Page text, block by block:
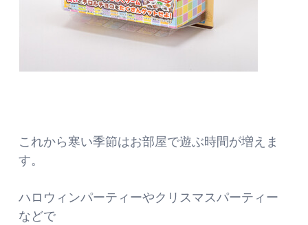
これから寒い季節はお部屋で遊ぶ時間が増えま
す。
ハロウィンパーティーやクリスマスパーティー
などで